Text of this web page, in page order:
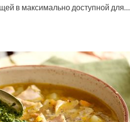
в максимально доступной для…